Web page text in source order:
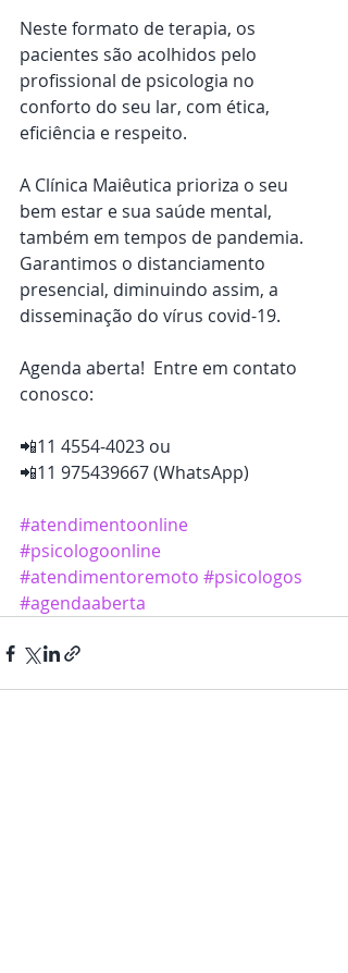
Neste formato de terapia, os
pacientes são acolhidos pelo
profissional de psicologia no
conforto do seu lar, com ética,
eficiência e respeito.
A Clínica Maiêutica prioriza o seu
bem estar e sua saúde mental,
também em tempos de pandemia.
Garantimos o distanciamento
presencial, diminuindo assim, a
disseminação do vírus covid-19.
Agenda aberta!  Entre em contato
conosco:
📲11 4554-4023 ou
📲11 975439667 (WhatsApp)
#atendimentoonline
#psicologoonline
#atendimentoremoto #psicologos
#agendaaberta